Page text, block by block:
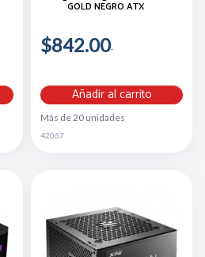
GOLD NEGRO ATX
$842.00
Añadir al carrito
Más de 20 unidades
42067